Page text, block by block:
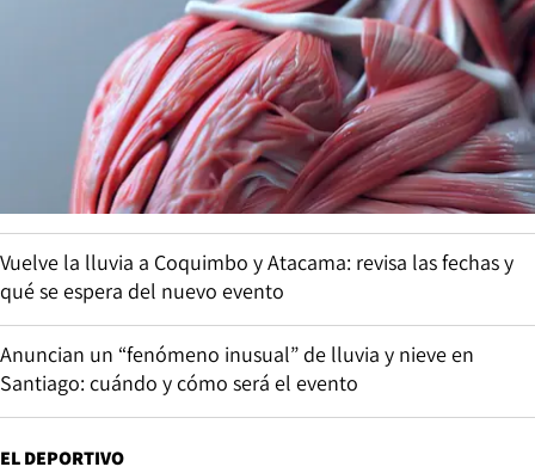
Vuelve la lluvia a Coquimbo y Atacama: revisa las fechas y
qué se espera del nuevo evento
Anuncian un “fenómeno inusual” de lluvia y nieve en
Santiago: cuándo y cómo será el evento
EL DEPORTIVO